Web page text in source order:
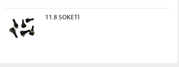
11.8 SOKETİ